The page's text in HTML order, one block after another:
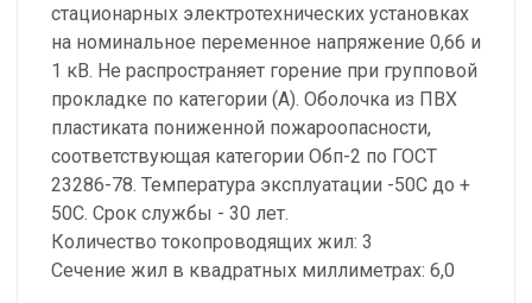
стационарных электротехнических установках
на номинальное переменное напряжение 0,66 и
1 кВ. Не распространяет горение при групповой
прокладке по категории (А). Оболочка из ПВХ
пластиката пониженной пожароопасности,
соответствующая категории Обп-2 по ГОСТ
23286-78. Температура эксплуатации -50С до +
50С. Срок службы - 30 лет.
Количество токопроводящих жил: 3
Сечение жил в квадратных миллиметрах: 6,0